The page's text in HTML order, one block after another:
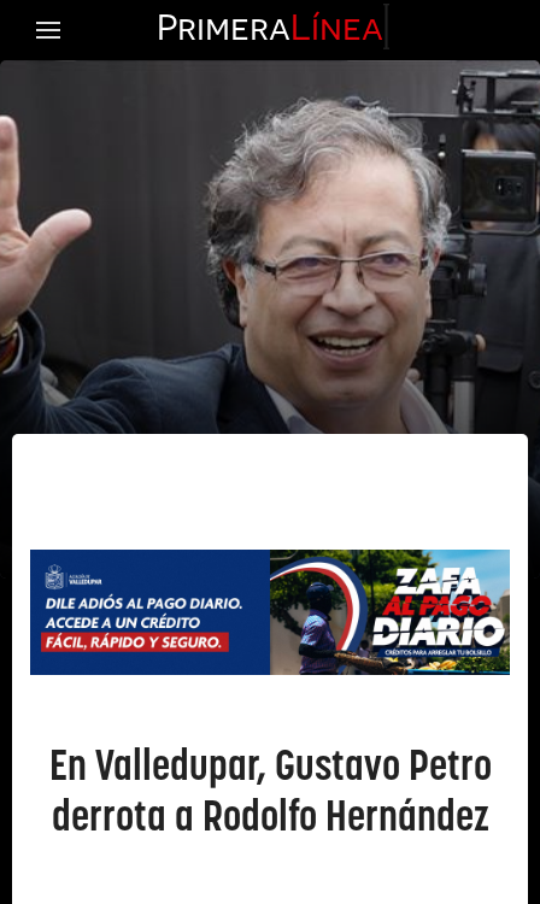
PrimeraLínea
En Valledupar, Gustavo Petro
derrota a Rodolfo Hernández